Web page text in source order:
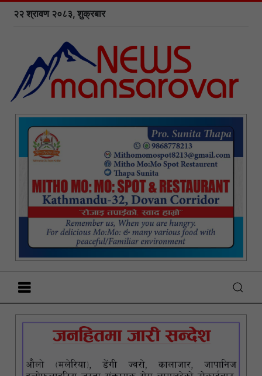
२२ श्रावण २०८३, शुक्रबार